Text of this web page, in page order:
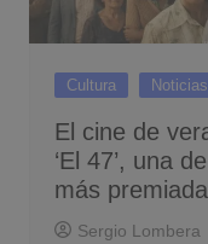
Cultura
El cine de
‘El 47’, una
más
Sergio Lombera